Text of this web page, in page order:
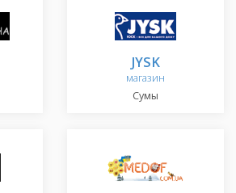
JYSK
магазин
Сумы